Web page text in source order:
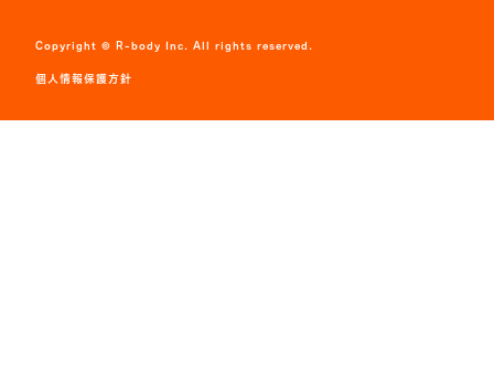
Copyright © R-body Inc. All rights reserved.
個人情報保護方針